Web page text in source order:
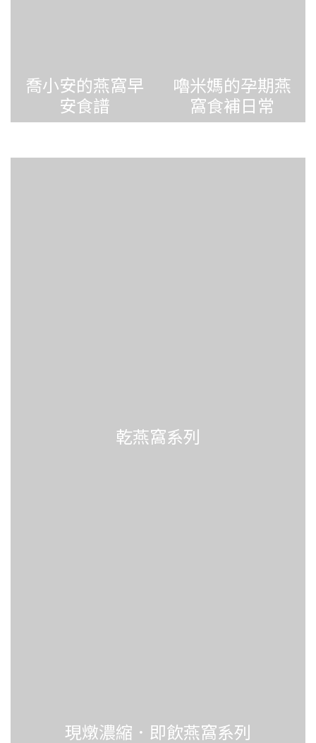
喬小安的燕窩早
安食譜
嚕米媽的孕期燕
窩食補日常
乾燕窩系列
現燉濃縮．即飲燕窩系列